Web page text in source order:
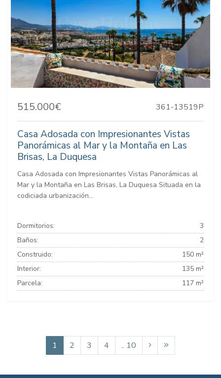
515.000€ 361-13519P
Casa Adosada con Impresionantes Vistas
Panorámicas al Mar y la Montaña en Las
Brisas, La Duquesa
Casa Adosada con Impresionantes Vistas Panorámicas al
Mar y la Montaña en Las Brisas, La Duquesa Situada en la
codiciada urbanización...
Dormitorios:
3
Baños:
2
Construido:
150 m²
Interior:
135 m²
Parcela:
117 m²
1 2 3 4 .. 10